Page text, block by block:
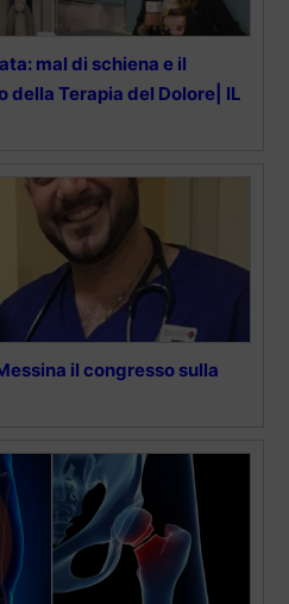
mal di schiena e il
Terapia del Dolore| IL
il congresso sulla